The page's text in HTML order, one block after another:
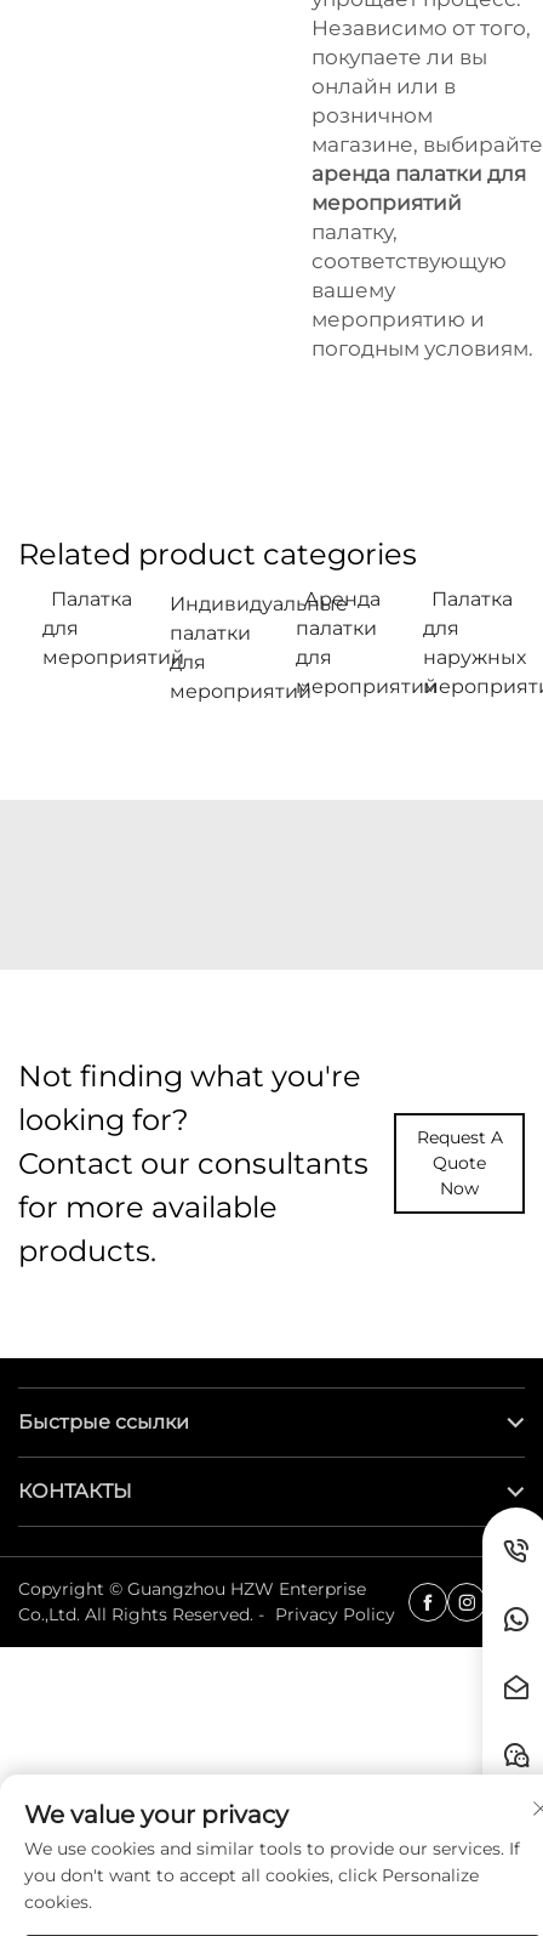
Независимо от того,
покупаете ли вы
онлайн или в
розничном
магазине, выбирайте
аренда палатки для
мероприятий
палатку,
соответствующую
вашему
мероприятию и
погодным условиям.
Related product categories
Палатка
для
мероприятий
Индивидуальные
палатки
для
мероприятий
Аренда
палатки
для
мероприятий
Палатка
для
наружных
Not finding what you're
looking for?
Contact our consultants
for more available
products.
Request A
Quote
Now
Быстрые ссылки
КОНТАКТЫ
Copyright © Guangzhou HZW Enterprise
Co.,Ltd. All Rights Reserved. - Privacy Policy
We value your privacy
We use cookies and similar tools to provide our services. If
you don't want to accept all cookies, click Personalize
cookies.